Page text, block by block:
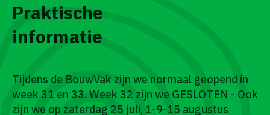
Praktische
informatie
Tijdens de BouwVak zijn we normaal geopend in
week 31 en 33. Week 32 zijn we GESLOTEN - Ook
zijn we op zaterdag 25 juli, 1-9-15 augustus